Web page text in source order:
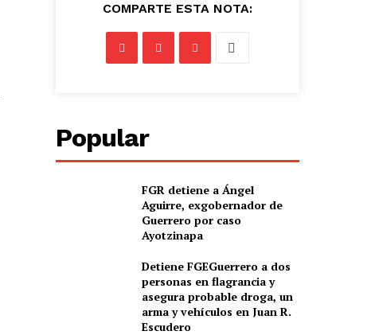
COMPARTE ESTA NOTA:
Popular
FGR detiene a Ángel
Aguirre, exgobernador de
Guerrero por caso
Ayotzinapa
Detiene FGEGuerrero a dos
personas en flagrancia y
asegura probable droga, un
arma y vehículos en Juan R.
Escudero